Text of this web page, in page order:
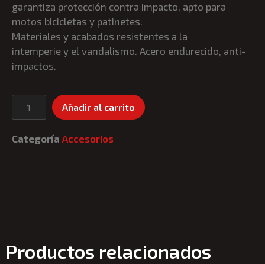
garantiza protección contra impacto, apto para
motos bicicletas y patinetes.
Materiales y acabados resistentes a la
intemperie y el vandalismo. Acero endurecido, anti-
impactos.
Añadir al carrito
Categoría Accesorios
Productos relacionados